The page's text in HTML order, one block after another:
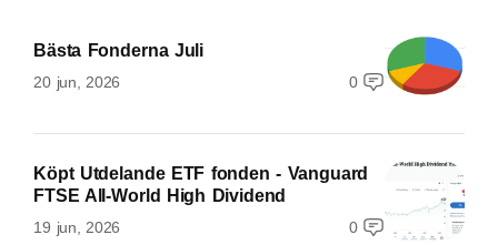
Bästa Fonderna Juli
20 jun, 2026 0
Köpt Utdelande ETF fonden - Vanguard
FTSE All-World High Dividend
19 jun, 2026 0